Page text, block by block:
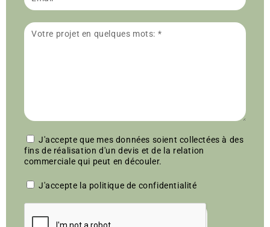
J'accepte que mes données soient collectées à des
fins de réalisation d'un devis et de la relation
commerciale qui peut en découler.
J'accepte la politique de confidentialité